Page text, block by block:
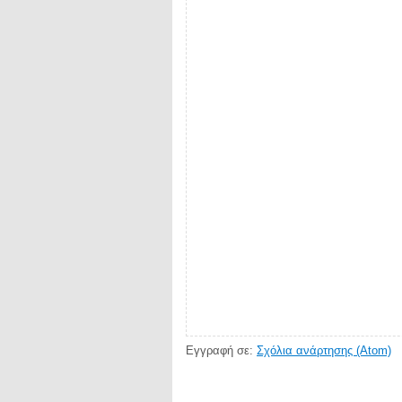
Εγγραφή σε: Σχόλια ανάρτησης (Atom)